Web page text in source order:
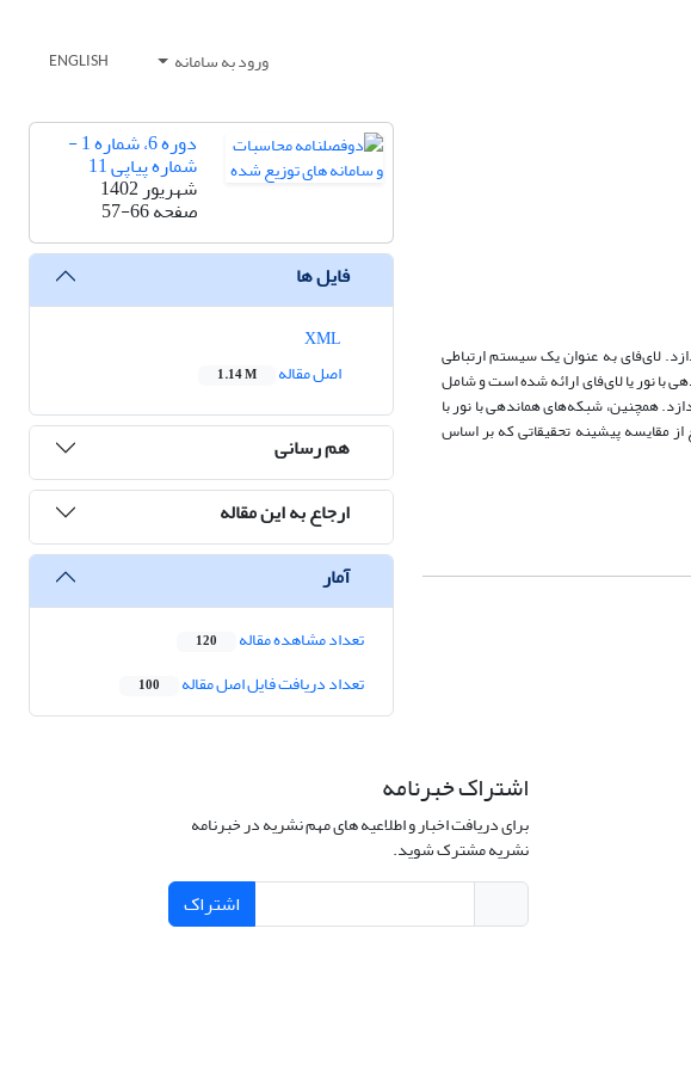
ورود به سامانه ENGLISH
.لای‌فای به عنوان یک سیستم ارتباطی
با نور یا لای‌فای ارائه شده است و شامل
.همچنین، شبکه‌های هماندهی با نور با
از مقایسه پیشینه تحقیقاتی که بر اساس
دوره 6، شماره 1 -
شماره پیاپی 11
شهریور 1402
صفحه57-66
فایل ها
اصل مقاله
1.14 M
هم رسانی
ارجاع به این مقاله
آمار
تعداد مشاهده مقاله 120
تعداد دریافت فایل اصل مقاله 100
اشتراک خبرنامه
برای دریافت اخبار و اطلاعیه های مهم نشریه در خبرنامه
نشریه مشترک شوید.
اشتراک